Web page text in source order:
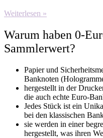
Weiterlesen »
Warum haben 0-
Sammlerwert?
Papier und
Banknoten
hergestellt in der
die auch echte Euro-
Jedes Stück ist ein
bei den klassischen
sie werden in einer
hergestellt, was ihren